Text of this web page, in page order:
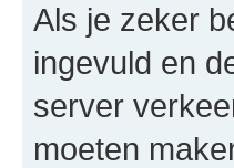
Als je zeker
ingevuld en
server
moeten